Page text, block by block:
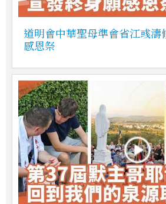
道明會中華聖母準會省江彧濤
感恩祭